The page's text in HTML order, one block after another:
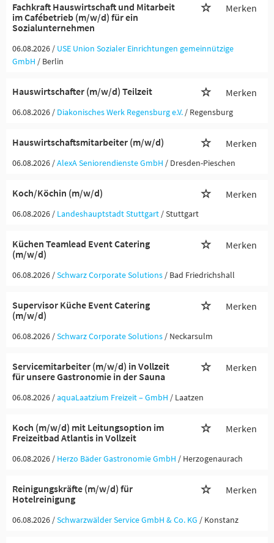
Fachkraft Hauswirtschaft und Mitarbeit
im Cafébetrieb (m/w/d) für ein
Sozialunternehmen
Merken
06.08.2026 / USE Union Sozialer Einrichtungen gemeinnützige
GmbH / Berlin
Hauswirtschafter (m/w/d) Teilzeit Merken
06.08.2026 / Diakonisches Werk Regensburg e.V. / Regensburg
Hauswirtschaftsmitarbeiter (m/w/d) Merken
06.08.2026 /AlexA Seniorendienste GmbH / Dresden-Pieschen
Koch/Köchin (m/w/d) Merken
06.08.2026 / Landeshauptstadt Stuttgart / Stuttgart
Küchen Teamlead Event Catering
(m/w/d)
Merken
06.08.2026 /Schwarz Corporate Solutions / Bad Friedrichshall
Supervisor Küche Event Catering
(m/w/d)
Merken
06.08.2026 /Schwarz Corporate Solutions / Neckarsulm
Servicemitarbeiter (m/w/d) in Vollzeit
für unsere Gastronomie in der Sauna
Merken
06.08.2026 /aquaLaatzium Freizeit – GmbH / Laatzen
Koch (m/w/d) mit Leitungsoption im
Freizeitbad Atlantis in Vollzeit
Merken
06.08.2026 / Herzo Bäder Gastronomie GmbH / Herzogenaurach
Reinigungskräfte (m/w/d) für
Hotelreinigung
Merken
06.08.2026 /Schwarzwälder Service GmbH & Co. KG / Konstanz